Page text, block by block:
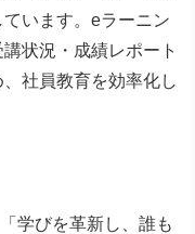
います。eラーニン
状況・成績レポート
社員教育を効率化し
学びを革新し、誰も